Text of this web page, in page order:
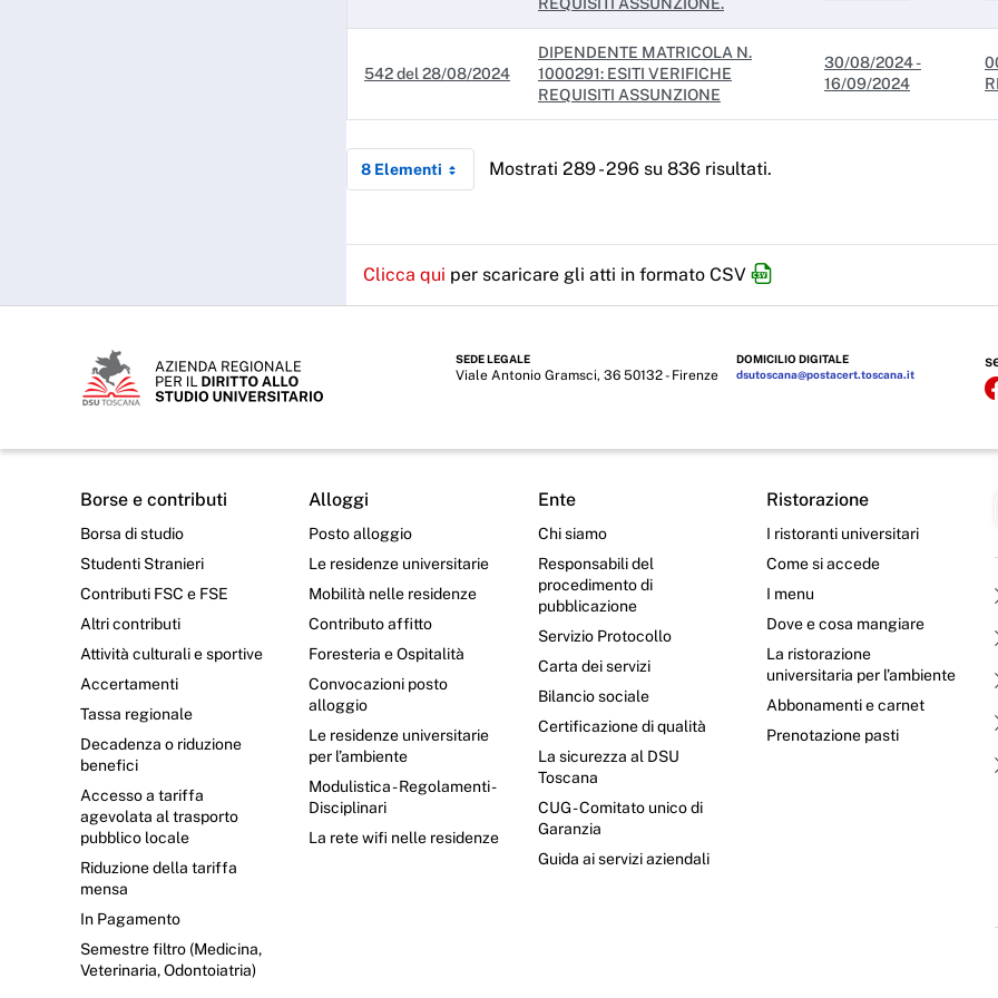
542 del 28/08/2024
DIPENDENTE MATRICOLA N.
1000291: ESITI VERIFICHE
REQUISITI ASSUNZIONE
30/08/2024 -
16/09/2024
8 Elementi Mostrati 289 - 296 su 836 risultati.
Clicca qui per scaricare gli atti in formato CSV
SEDE LEGALE
Viale Antonio Gramsci, 36 50132 - Firenze
DOMICILIO DIGITALE
dsutoscana@postacert.toscana.it
Borse e contributi
Borsa di studio
Studenti Stranieri
Contributi FSC e FSE
Altri contributi
Attività culturali e sportive
Accertamenti
Tassa regionale
Decadenza o riduzione
benefici
Accesso a tariffa
agevolata al trasporto
pubblico locale
Riduzione della tariffa
mensa
In Pagamento
Semestre filtro (Medicina,
Veterinaria, Odontoiatria)
Alloggi
Posto alloggio
Le residenze universitarie
Mobilità nelle residenze
Contributo affitto
Foresteria e Ospitalità
Convocazioni posto
alloggio
Le residenze universitarie
per l’ambiente
Modulistica - Regolamenti -
Disciplinari
La rete wifi nelle residenze
Ente
Chi siamo
Responsabili del
procedimento di
pubblicazione
Servizio Protocollo
Carta dei servizi
Bilancio sociale
Certificazione di qualità
La sicurezza al DSU
Toscana
CUG - Comitato unico di
Garanzia
Guida ai servizi aziendali
Ristorazione
I ristoranti universitari
Come si accede
I menu
Dove e cosa mangiare
La ristorazione
universitaria per l’ambiente
Abbonamenti e carnet
Prenotazione pasti